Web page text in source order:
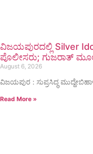
ವಿಜಯಪುರದಲ್ಲಿ Silver
ಪೊಲೀಸರು; ಗುಜರಾತ್
August 6, 2026
ವಿಜಯಪುರ : ಸುಪ್ರಸಿದ್ಧ
Read More »